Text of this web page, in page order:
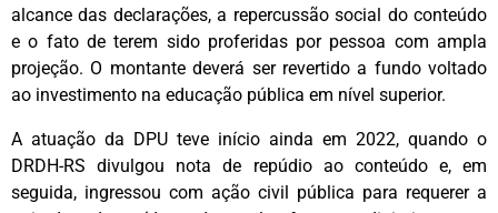
alcance das declarações, a repercussão social do conteúdo
e o fato de terem sido proferidas por pessoa com ampla
projeção. O montante deverá ser revertido a fundo voltado
ao investimento na educação pública em nível superior.
A atuação da DPU teve início ainda em 2022, quando o
DRDH-RS divulgou nota de repúdio ao conteúdo e, em
seguida, ingressou com ação civil pública para requerer a